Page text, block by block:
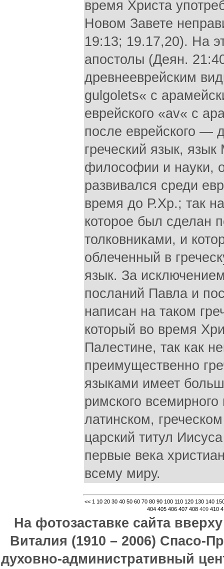
время Христа
Новом Завете
19:13; 19.17,20). На
апостолы (Деян.
древнееврейским
gulgolets« с
еврейского «av« с
после еврейского
греческий язык,
философии и науки,
развивался среди
время до Р.Хр.; так
которое был сделан
толковниками, и
облеченный в
язык. За
посланий Павла и
написан на таком
который во время
Палестине, так как
преимущественно
языками имеет
римского
латинском,
царский титул
первые века
всему миру.
<< 1 10 20 30 40 50 60 70 80 90 100 110 120 130 140
404 405 406 407 408409 410
На фотозаставке сайта
Виталия (1910 – 2006) Спасо-
духовно-административный